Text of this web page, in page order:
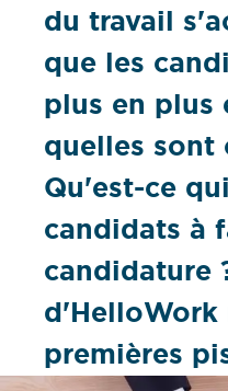
du travail
que les
plus en plus
quelles sont
Qu'est-ce
candidats à
candidature
d'HelloWork
premières